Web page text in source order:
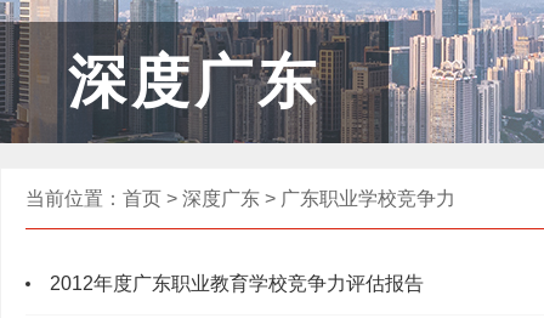
深度广东
当前位置： 首页 > 深度广东 > 广东职业学校竞争力
2012年度广东职业教育学校竞争力评估报告